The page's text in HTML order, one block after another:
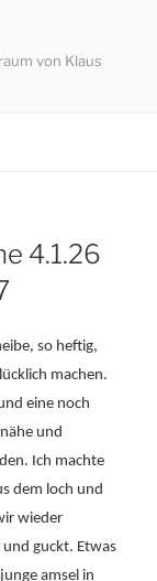
von Klaus
4.1.26
so heftig,
machen.
eine noch
und
Ich machte
dem loch und
wieder
guckt. Etwas
amsel in